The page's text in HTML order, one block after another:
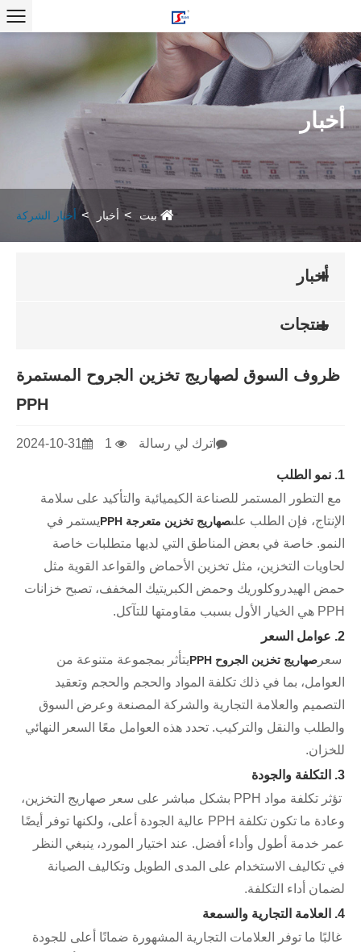
أخبار
بيت أخبار أخبار الشركة
أخبار
منتجات
ظروف السوق لصهاريج تخزين الجروح المستمرة
PPH
2024-10-31 اترك لي رسالة
1. نمو الطلب
مع التطور المستمر للصناعة الكيميائية والتأكيد على سلامة
الإنتاج، فإن الطلب علىصهاريج تخزين متعرجة PPH
يستمر في
النمو. خاصة في بعض المناطق التي لديها متطلبات خاصة
لحاويات التخزين، مثل تخزين الأحماض والقواعد القوية مثل
حمض الهيدروكلوريك وحمض الكبريتيك المخفف، تصبح خزانات
PPH هي الخيار الأول بسبب مقاومتها للتآكل.
2. عوامل السعر
سعر صهاريج تخزين الجروح PPH
يتأثر بمجموعة متنوعة من
العوامل، بما في ذلك تكلفة المواد والحجم والحجم وتعقيد
التصميم والعلامة التجارية والشركة المصنعة وعرض السوق
والطلب والنقل والتركيب. تحدد هذه العوامل معًا السعر النهائي
للخزان.
3. التكلفة والجودة
تؤثر تكلفة مواد PPH بشكل مباشر على سعر صهاريج التخزين،
وعادة ما تكون تكلفة PPH عالية الجودة أعلى، ولكنها توفر أيضًا
عمر خدمة أطول وأداء أفضل. عند اختيار المورد، ينبغي النظر
في تكاليف الاستخدام على المدى الطويل وتكاليف الصيانة
لضمان أداء التكلفة.
4. العلامة التجارية والسمعة
غالبًا ما توفر العلامات التجارية المشهورة ضمانًا أعلى للجودة